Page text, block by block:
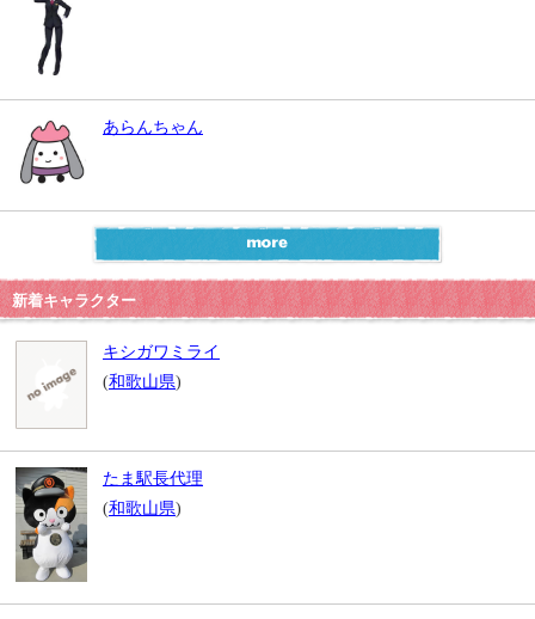
あらんちゃん
新着キャラクター
キシガワミライ
(和歌山県)
たま駅長代理
(和歌山県)